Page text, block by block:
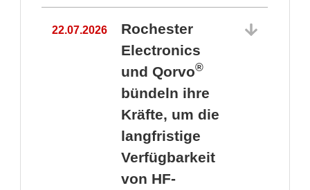
22.07.2026
Rochester
Electronics
und Qorvo®
bündeln ihre
Kräfte, um die
langfristige
Verfügbarkeit
von HF-